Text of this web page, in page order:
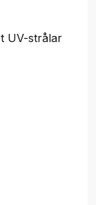
UV-strålar